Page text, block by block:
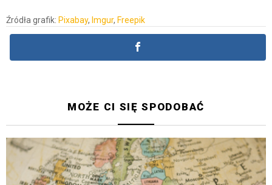
Źródła grafik: Pixabay, Imgur, Freepik
MOŻE CI SIĘ SPODOBAĆ